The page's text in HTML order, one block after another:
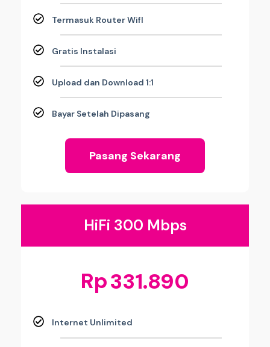
Termasuk Router WifI
Gratis Instalasi
Upload dan Download 1:1
Bayar Setelah Dipasang
Pasang Sekarang
HiFi 300 Mbps
Rp331.890
Internet Unlimited